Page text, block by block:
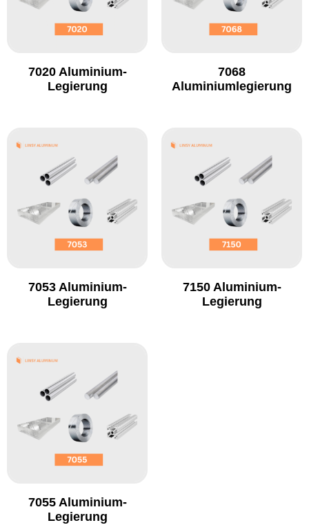
7020 Aluminium-
Legierung
7068
Aluminiumlegierung
7053 Aluminium-
Legierung
7150 Aluminium-
Legierung
7055 Aluminium-
Legierung